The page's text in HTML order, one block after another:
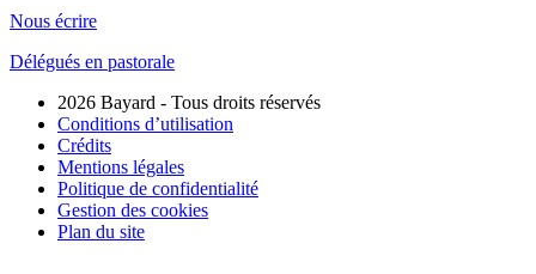
Nous écrire
Délégués en pastorale
2026 Bayard - Tous droits réservés
Conditions d’utilisation
Crédits
Mentions légales
Politique de confidentialité
Gestion des cookies
Plan du site